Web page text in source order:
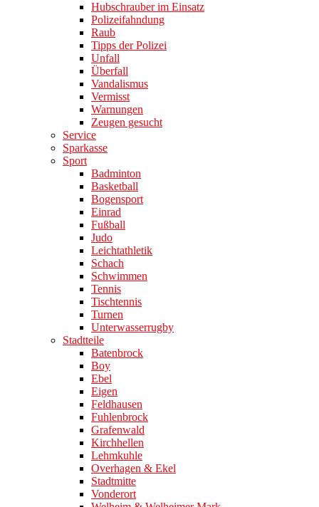
Hubschrauber im Einsatz
Polizeifahndung
Raub
Tipps der Polizei
Unfall
Überfall
Vandalismus
Vermisst
Warnungen
Zeugen gesucht
Service
Sparkasse
Sport
Badminton
Basketball
Bogensport
Einrad
Fußball
Judo
Leichtathletik
Schach
Schwimmen
Tennis
Tischtennis
Turnen
Unterwasserrugby
Stadtteile
Batenbrock
Boy
Ebel
Eigen
Feldhausen
Fuhlenbrock
Grafenwald
Kirchhellen
Lehmkuhle
Overhagen & Ekel
Stadtmitte
Vonderort